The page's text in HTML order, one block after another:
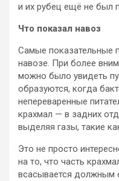
и их рубец ещё не был
Что показал навоз
Самые показательные
навозе. При более
можно было увидеть
образуются, когда
непереваренные
крахмал — в задних
выделяя газы, такие
Это не просто
на то, что часть
всасывается должным